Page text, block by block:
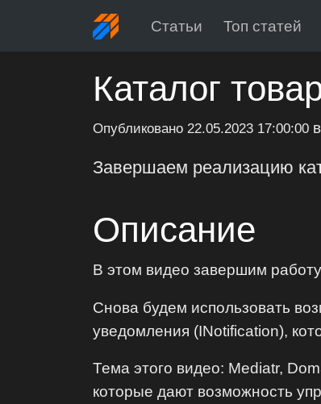
Статьи Топ статей
Каталог
Опубликовано22.05.2023 17:00:00
Завершаем реализацию
Описание
В этом видео завершим
Снова будем использовать
уведомления (INotification),
Тема этого видео: Mediatr,
которые дают возможность